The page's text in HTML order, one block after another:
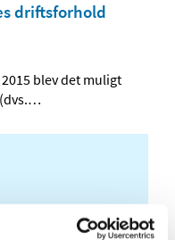
driftsforhold
blev det muligt
…